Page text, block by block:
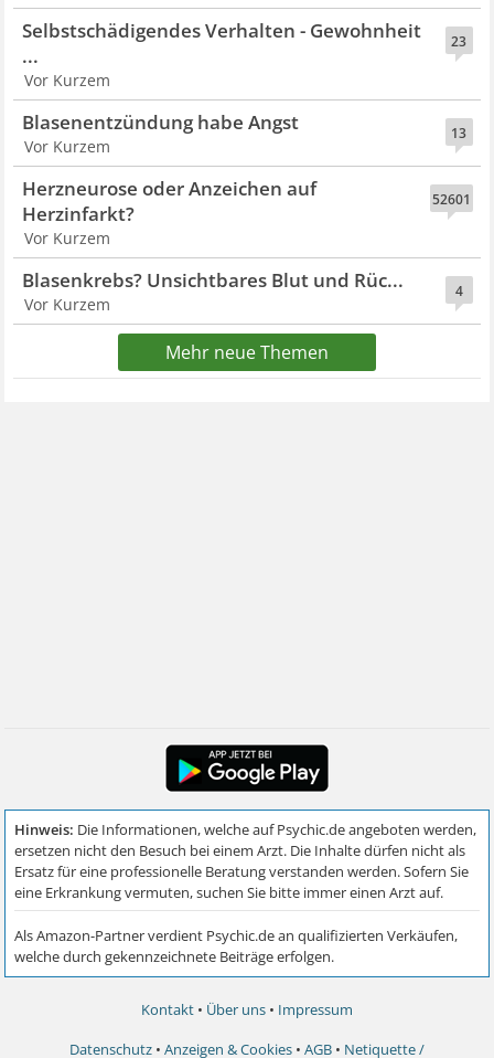
23
Selbstschädigendes Verhalten - Gewohnheit
...
Vor Kurzem
13
Blasenentzündung habe Angst
Vor Kurzem
52601
Herzneurose oder Anzeichen auf
Herzinfarkt?
Vor Kurzem
4
Blasenkrebs? Unsichtbares Blut und Rüc...
Vor Kurzem
Mehr neue Themen
Kontakt • Über uns • Impressum
Datenschutz • Anzeigen & Cookies • AGB • Netiquette /